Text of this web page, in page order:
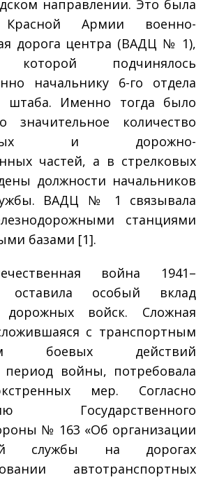
направлении. Это была
Армии военно-
дорога центра (ВАДЦ № 1),
которой подчинялось
начальнику 6-го отдела
штаба. Именно тогда было
значительное количество
и дорожно-
частей, а в стрелковых
должности начальников
ВАДЦ № 1 связывала
станциями
базами [1].
война 1941–
оставила особый вклад
войск. Сложная
с транспортным
боевых действий
войны, потребовала
мер. Согласно
Государственного
№ 163 «Об организации
службы на дорогах
автотранспортных